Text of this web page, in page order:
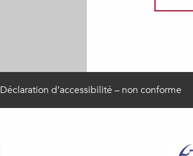
Déclaration d’accessibilité – non conforme